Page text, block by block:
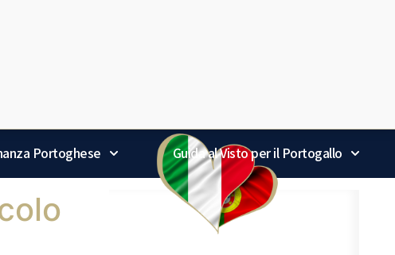
Portoghese Guida al Visto per il Portogallo